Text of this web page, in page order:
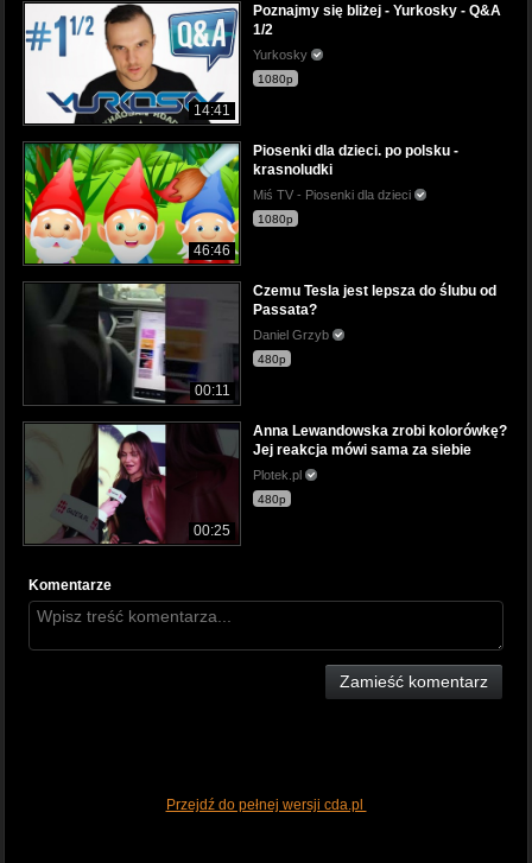
14:41
Poznajmy się bliżej - Yurkosky - Q&A
1/2
Yurkosky
1080p
46:46
Piosenki dla dzieci. po polsku -
krasnoludki
Miś TV - Piosenki dla dzieci
1080p
00:11
Czemu Tesla jest lepsza do ślubu od
Passata?
Daniel Grzyb
480p
00:25
Anna Lewandowska zrobi kolorówkę?
Jej reakcja mówi sama za siebie
Plotek.pl
480p
Komentarze
Zamieść komentarz
Przejdź do pełnej wersji cda.pl